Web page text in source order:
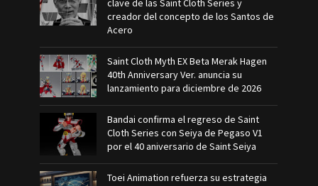
clave de las Saint Cloth Series y
creador del concepto de los Santos de
Acero
Saint Cloth Myth EX Beta Merak Hagen
40th Anniversary Ver. anuncia su
lanzamiento para diciembre de 2026
Bandai confirma el regreso de Saint
Cloth Series con Seiya de Pegaso V1
por el 40 aniversario de Saint Seiya
Toei Animation refuerza su estrategia